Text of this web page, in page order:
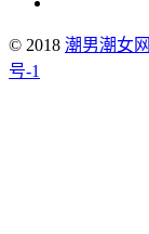
© 2018 潮男潮女网
号-1